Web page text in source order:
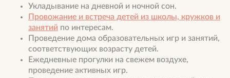
Укладывание на дневной и ночной сон.
Провожание и встреча детей из школы, кружков и
занятий по интересам.
Проведение дома образовательных игр и занятий,
соответствующих возрасту детей.
Ежедневные прогулки на свежем воздухе,
проведение активных игр.